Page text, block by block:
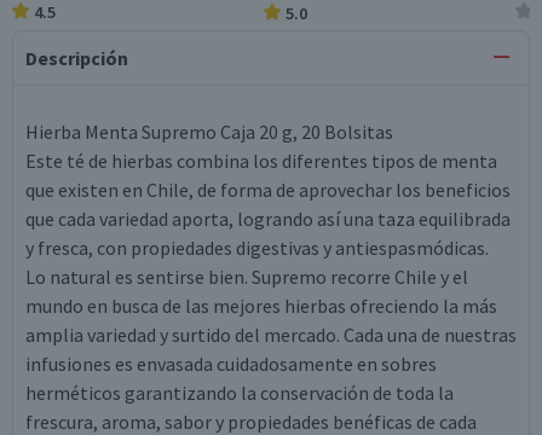
4.5 5.0
Descripción
Hierba Menta Supremo Caja 20 g, 20 Bolsitas
Este té de hierbas combina los diferentes tipos de menta
que existen en Chile, de forma de aprovechar los beneficios
que cada variedad aporta, logrando así una taza equilibrada
y fresca, con propiedades digestivas y antiespasmódicas.
Lo natural es sentirse bien. Supremo recorre Chile y el
mundo en busca de las mejores hierbas ofreciendo la más
amplia variedad y surtido del mercado. Cada una de nuestras
infusiones es envasada cuidadosamente en sobres
herméticos garantizando la conservación de toda la
frescura, aroma, sabor y propiedades benéficas de cada